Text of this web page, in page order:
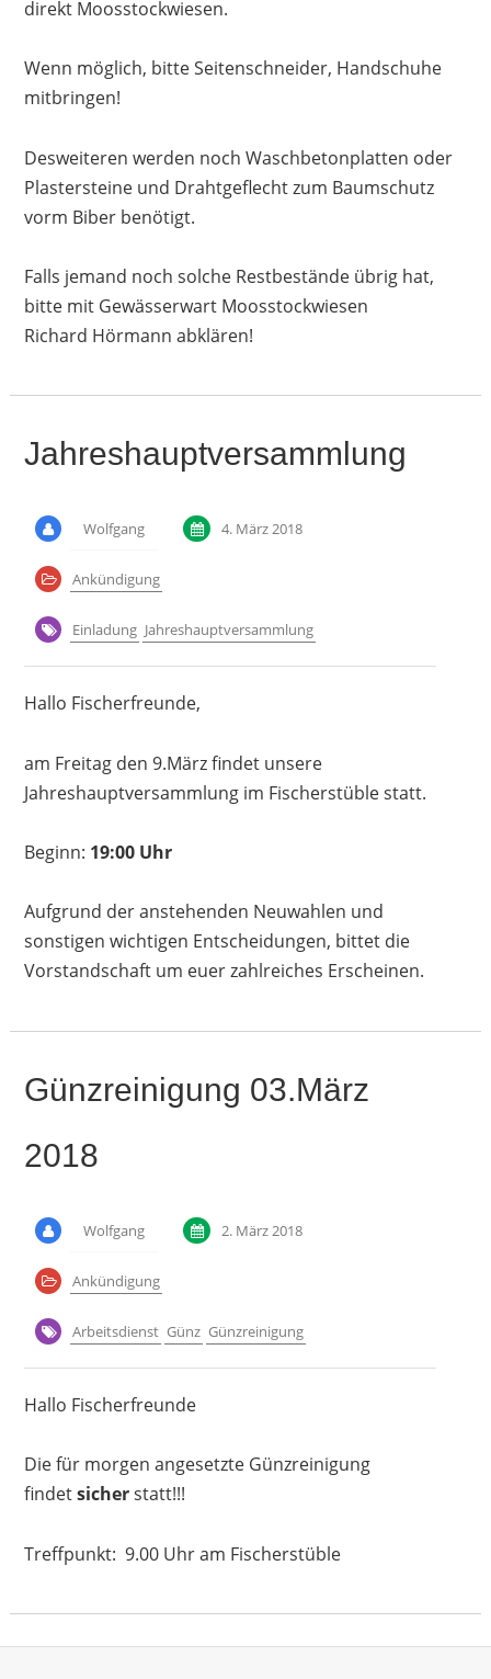
direkt Moosstockwiesen.
Wenn möglich, bitte Seitenschneider, Handschuhe
mitbringen!
Desweiteren werden noch Waschbetonplatten oder
Plastersteine und Drahtgeflecht zum Baumschutz
vorm Biber benötigt.
Falls jemand noch solche Restbestände übrig hat,
bittemit Gewässerwart Moosstockwiesen
Richard Hörmann abklären!
Jahreshauptversammlung
Wolfgang 4. März 2018
Ankündigung
Einladung Jahreshauptversammlung
Hallo Fischerfreunde,
am Freitag den 9.März findetunsere
Jahreshauptversammlung im Fischerstüble statt.
Beginn: 19:00 Uhr
Aufgrund der anstehenden Neuwahlen und
sonstigen wichtigen Entscheidungen, bittetdie
Vorstandschaft um euer zahlreiches Erscheinen.
Günzreinigung 03.März
2018
Wolfgang 2. März 2018
Ankündigung
Arbeitsdienst Günz Günzreinigung
Hallo Fischerfreunde
Die für morgen angesetzte Günzreinigung
findetsicherstatt!!!
Treffpunkt: 9.00 Uhr am Fischerstüble